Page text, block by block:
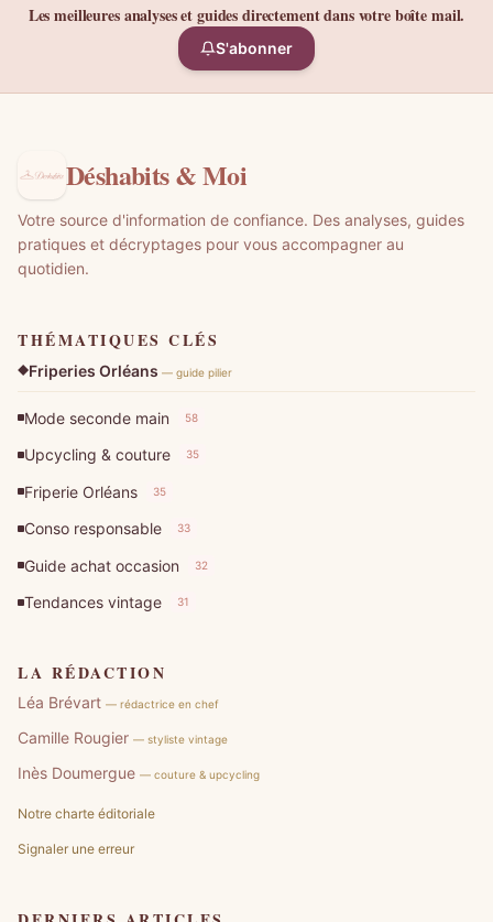
Les meilleures analyses et guides directement dans votre boîte mail.
S'abonner
Déshabits & Moi
Votre source d'information de confiance. Des analyses, guides
pratiques et décryptages pour vous accompagner au
quotidien.
THÉMATIQUES CLÉS
Friperies Orléans — guide pilier
Mode seconde main 58
Upcycling & couture 35
Friperie Orléans 35
Conso responsable 33
Guide achat occasion 32
Tendances vintage 31
LA RÉDACTION
Léa Brévart — rédactrice en chef
Camille Rougier — styliste vintage
Inès Doumergue — couture & upcycling
Notre charte éditoriale
Signaler une erreur